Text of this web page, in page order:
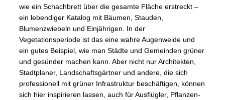
wie ein Schachbrett über die gesamte Fläche erstreckt –
ein lebendiger Katalog mit Bäumen, Stauden,
Blumenzwiebeln und Einjährigen. In der
Vegetationsperiode ist das eine wahre Augenweide und
ein gutes Beispiel, wie man Städte und Gemeinden grüner
und gesünder machen kann. Aber nicht nur Architekten,
Stadtplaner, Landschaftsgärtner und andere, die sich
professionell mit grüner Infrastruktur beschäftigen, können
sich hier inspirieren lassen, auch für Ausflügler, Pflanzen-